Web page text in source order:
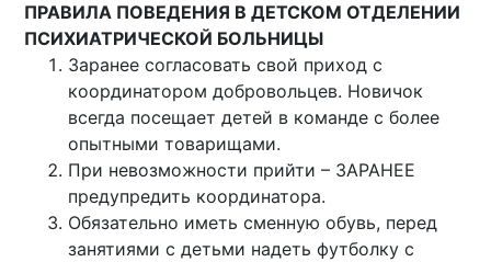
ПРАВИЛА ПОВЕДЕНИЯ В ДЕТСКОМ ОТДЕЛЕНИИ
ПСИХИАТРИЧЕСКОЙ БОЛЬНИЦЫ
Заранее согласовать свой приход с
координатором добровольцев. Новичок
всегда посещает детей в команде с более
опытными товарищами.
При невозможности прийти – ЗАРАНЕЕ
предупредить координатора.
Обязательно иметь сменную обувь, перед
занятиями с детьми надеть футболку с